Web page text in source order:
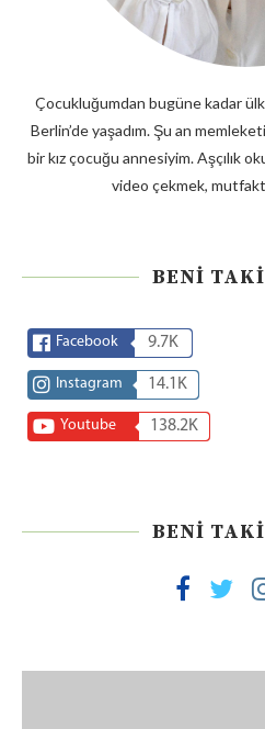
Çocukluğumdan bugüne kadar
Berlin’de yaşadım. Şu an
bir kız çocuğu annesiyim. Aşçılık
video çekmek,
BENI
Facebook 9.7K
Instagram 14.1K
Youtube 138.2K
BENI